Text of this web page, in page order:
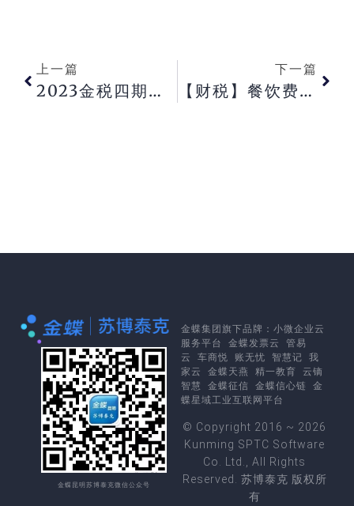
上一篇
2023金税四期下企业票税管理风险及落地指引
下一篇
【财税】餐饮费能用手撕定额发票报吗?
金蝶昆明苏博泰克微信公众号
金蝶集团旗下品牌： 小微企业云
服务平台
金蝶发票云
管易
云
车商悦 账无忧 智慧记
我
家云
金蝶天燕 精一教育
云镝
智慧
金蝶征信 金蝶信心链
金
蝶星域工业互联网平台
© Copyright 2016 ~ 2026
Kunming SPTC Software
Co. Ltd., All Rights
Reserved. 苏博泰克 版权所
有